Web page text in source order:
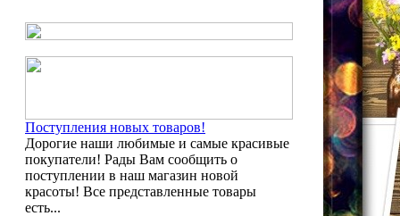
Поступления новых товаров!
Дорогие наши любимые и самые красивые
покупатели! Рады Вам сообщить о
поступлении в наш магазин новой
красоты! Все представленные товары
есть...